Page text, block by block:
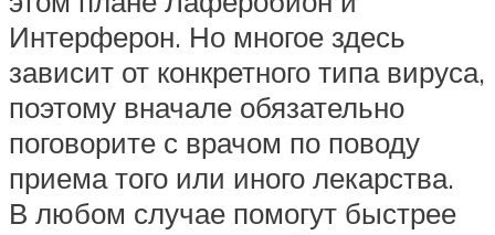
Интерферон. Но многое здесь
зависит от конкретного типа вируса,
поэтому вначале обязательно
поговорите с врачом по поводу
приема того или иного лекарства.
В любом случае помогут быстрее